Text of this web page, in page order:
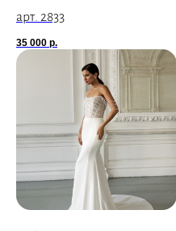
арт. 2833
35 000 р.